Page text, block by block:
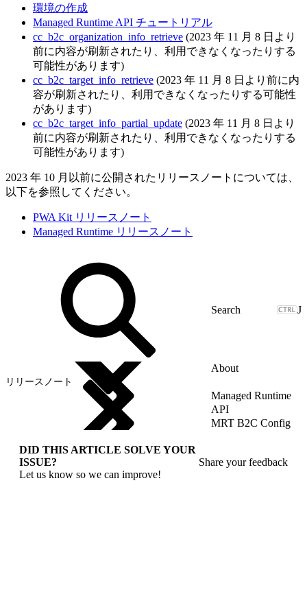
環境の作成
Managed Runtime API チュートリアル
cc_b2c_organization_info_retrieve (2023 年 11 月 8 日より
前に内容が刷新されたり、利用できなくなったりする
可能性があります)
cc_b2c_target_info_retrieve (2023 年 11 月 8 日より前に内
容が刷新されたり、利用できなくなったりする可能性
があります)
cc_b2c_target_info_partial_update (2023 年 11 月 8 日より
前に内容が刷新されたり、利用できなくなったりする
可能性があります)
2023 年 10 月以前に公開されたリリースノートについては、
以下を参照してください。
PWA Kit リリースノート
Managed Runtime リリースノート
J
About
リリースノート
Managed Runtime
API
MRT B2C Config
DID THIS ARTICLE SOLVE YOUR
ISSUE?
Let us know so we can improve!
Share your feedback